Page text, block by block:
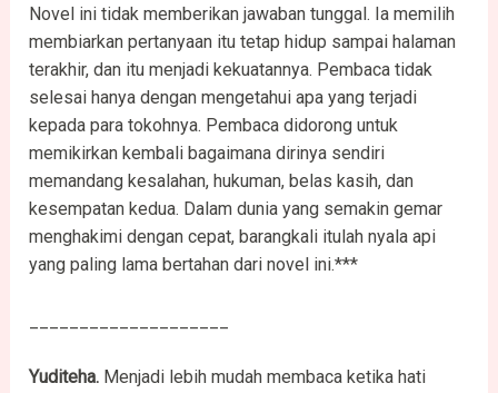
Novel ini tidak memberikan jawaban tunggal. Ia memilih
membiarkan pertanyaan itu tetap hidup sampai halaman
terakhir, dan itu menjadi kekuatannya. Pembaca tidak
selesai hanya dengan mengetahui apa yang terjadi
kepada para tokohnya. Pembaca didorong untuk
memikirkan kembali bagaimana dirinya sendiri
memandang kesalahan, hukuman, belas kasih, dan
kesempatan kedua. Dalam dunia yang semakin gemar
menghakimi dengan cepat, barangkali itulah nyala api
yang paling lama bertahan dari novel ini.***
Yuditeha. Menjadi lebih mudah membaca ketika hati